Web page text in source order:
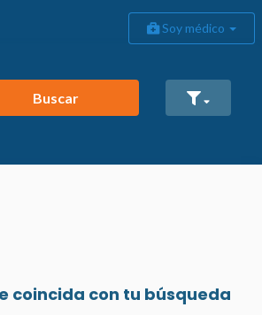
Soy médico
Buscar
coincida con tu búsqueda